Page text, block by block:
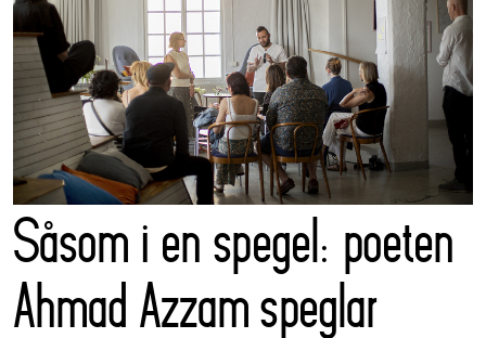
Såsom i en spegel: poeten
Ahmad Azzam speglar